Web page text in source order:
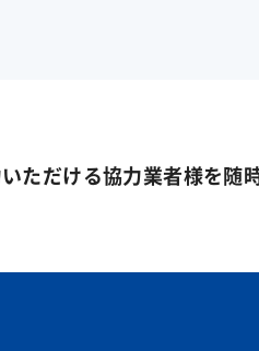
ただける協力業者様を随